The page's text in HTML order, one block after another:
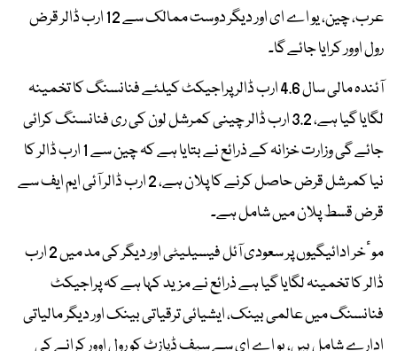
عرب، چین، یو اے ای اور دیگر دوست ممالک سے 12 ارب ڈالر قرض
رول اوور کرایا جائے گا۔
آئندہ مالی سال 4.6 ارب ڈالر پراجیکٹ کیلئے فنانسنگ کا تخمینہ
لگایا گیا ہے، 3.2 ارب ڈالر چینی کمرشل لون کی ری فنانسنگ کرائی
جائے گی وزارت خزانہ کے ذرائع نے بتایا ہے کہ چین سے 1 ارب ڈالر کا
نیا کمرشل قرض حاصل کرنے کا پلان ہے، 2 ارب ڈالر آئی ایم ایف سے
قرض قسط پلان میں شامل ہے۔
موٴخر ادائیگیوں پر سعودی آئل فیسیلیٹی اور دیگر کی مد میں 2 ارب
ڈالر کا تخمینہ لگایا گیا ہے ذرائع نے مزید کہا ہے کہ پراجیکٹ
فنانسنگ میں عالمی بینک، ایشیائی ترقیاتی بینک اور دیگر مالیاتی
ادارے شامل ہیں، یو اے ای سے سیف ڈپازٹ کو رول اوور کرانے کی